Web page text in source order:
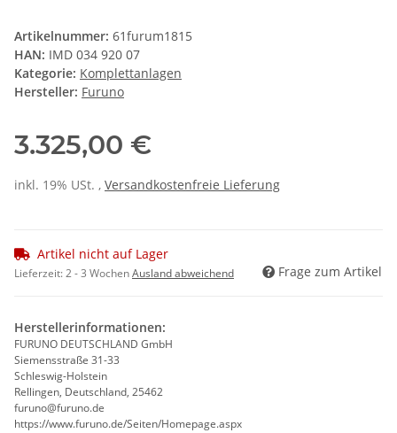
Artikelnummer: 61furum1815
HAN: IMD 034 920 07
Kategorie: Komplettanlagen
Hersteller: Furuno
3.325,00 €
inkl. 19% USt. , Versandkostenfreie Lieferung
Artikel nicht auf Lager
Lieferzeit:2 - 3 WochenAusland abweichend Frage zum Artikel
Herstellerinformationen:
FURUNO DEUTSCHLAND GmbH
Siemensstraße 31-33
Schleswig-Holstein
Rellingen, Deutschland, 25462
furuno@furuno.de
https://www.furuno.de/Seiten/Homepage.aspx